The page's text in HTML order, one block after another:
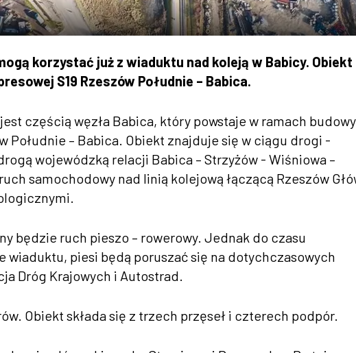
korzystać już z wiaduktu nad koleją w Babicy. Obiekt
S19 Rzeszów Południe – Babica.
częścią węzła Babica, który powstaje w ramach budowy
Południe – Babica. Obiekt znajduje się w ciągu drogi -
wojewódzką relacji Babica – Strzyżów - Wiśniowa –
samochodowy nad linią kolejową łączącą Rzeszów
będzie ruch pieszo – rowerowy. Jednak do czasu
wiaduktu, piesi będą poruszać się na dotychczasowych
Dróg Krajowych i Autostrad.
Obiekt składa się z trzech przęseł i czterech podpór.